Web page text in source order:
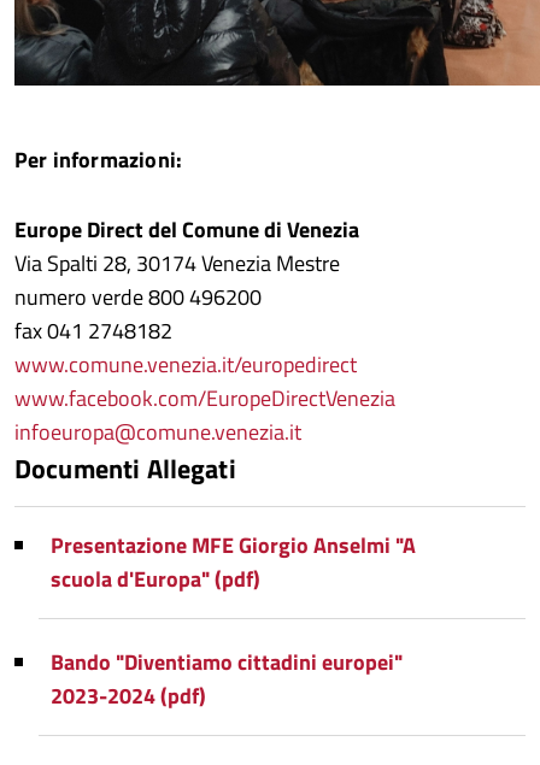
Per informazioni:
Europe Direct del Comune di Venezia
Via Spalti 28, 30174 Venezia Mestre
numero verde 800 496200
fax 041 2748182
www.comune.venezia.it/europedirect
www.facebook.com/EuropeDirectVenezia
infoeuropa@comune.venezia.it
Documenti Allegati
Presentazione MFE Giorgio Anselmi "A
scuola d'Europa" (pdf)
Bando "Diventiamo cittadini europei"
2023-2024 (pdf)